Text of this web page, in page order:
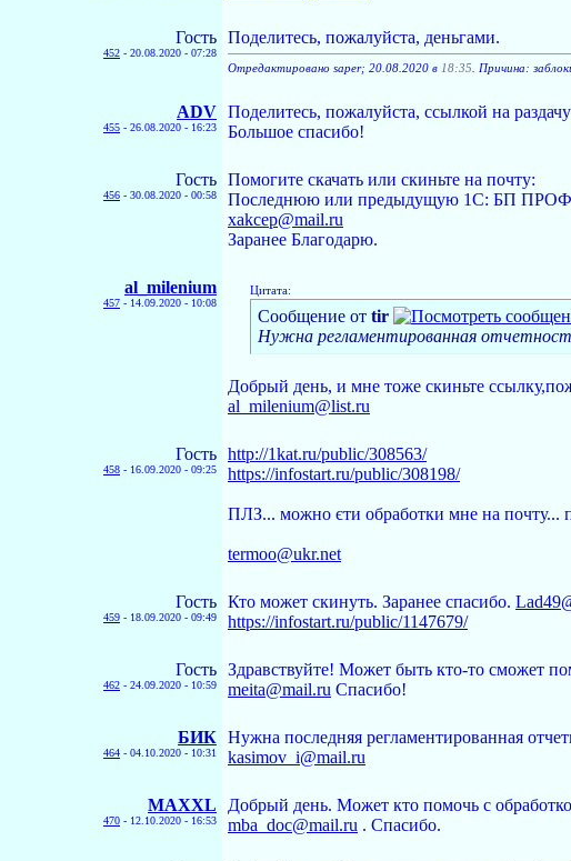
Гость
452 - 20.08.2020 - 07:28
Поделитесь, пожалуйста, деньгами.
Отредактировано saper; 20.08.2020 в 18:35 . Причина:
ADV
455 - 26.08.2020 - 16:23
Поделитесь, пожалуйста, ссылкой на
Большое спасибо!
Гость
456 - 30.08.2020 - 00:58
Помогите скачать или скиньте на почту:
Последнюю или предыдущую 1С: БП ПРОФ
xakcep@mail.ru
Заранее Благодарю.
al_milenium
457 - 14.09.2020 - 10:08
Цитата:
Сообщение от tir
Нужна регламентированная
Добрый день, и мне тоже скиньте
al_milenium@list.ru
Гость
458 - 16.09.2020 - 09:25
http://1kat.ru/public/308563/
https://infostart.ru/public/308198/
ПЛЗ... можно єти обработки мне на почту...
termoo@ukr.net
Гость
459 - 18.09.2020 - 09:49
Кто может скинуть. Заранее спасибо.
https://infostart.ru/public/1147679/
Гость
462 - 24.09.2020 - 10:59
Здравствуйте! Может быть кто-то сможет
meita@mail.ru Спасибо!
БИК
464 - 04.10.2020 - 10:31
Нужна последняя регламентированная
kasimov_i@mail.ru
MAXXL
470 - 12.10.2020 - 16:53
Добрый день. Может кто помочь с
mba_doc@mail.ru . Спасибо.